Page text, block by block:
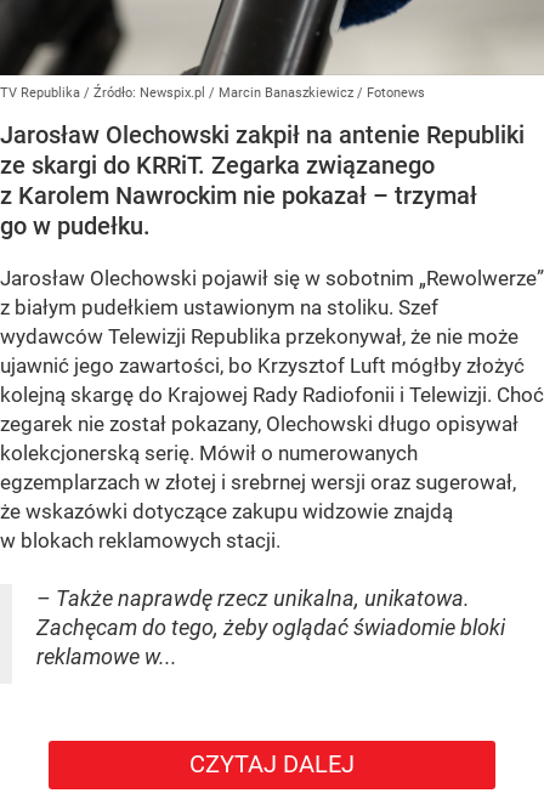
TV Republika / Źródło: Newspix.pl / Marcin Banaszkiewicz / Fotonews
Jarosław Olechowski zakpił na antenie Republiki
ze skargi do KRRiT. Zegarka związanego
z Karolem Nawrockim nie pokazał – trzymał
go w pudełku.
Jarosław Olechowski pojawił się w sobotnim „Rewolwerze”
z białym pudełkiem ustawionym na stoliku. Szef
wydawców Telewizji Republika przekonywał, że nie może
ujawnić jego zawartości, bo Krzysztof Luft mógłby złożyć
kolejną skargę do Krajowej Rady Radiofonii i Telewizji. Choć
zegarek nie został pokazany, Olechowski długo opisywał
kolekcjonerską serię. Mówił o numerowanych
egzemplarzach w złotej i srebrnej wersji oraz sugerował,
że wskazówki dotyczące zakupu widzowie znajdą
w blokach reklamowych stacji.
– Także naprawdę rzecz unikalna, unikatowa.
Zachęcam do tego, żeby oglądać świadomie bloki
reklamowe w...
CZYTAJ DALEJ